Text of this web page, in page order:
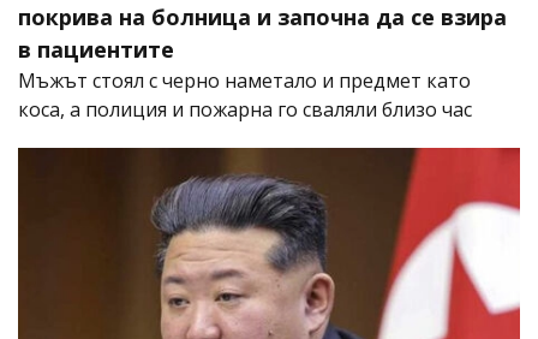
покрива на болница и започна да се взира
в пациентите
Мъжът стоял с черно наметало и предмет като
коса, а полиция и пожарна го сваляли близо час